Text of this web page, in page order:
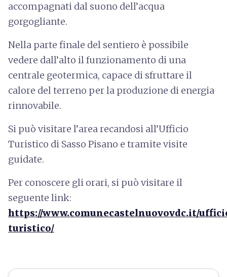
accompagnati dal suono dell’acqua
gorgogliante.
Nella parte finale del sentiero è possibile
vedere dall’alto il funzionamento di una
centrale geotermica, capace di sfruttare il
calore del terreno per la produzione di energia
rinnovabile.
Si può visitare l’area recandosi all’Ufficio
Turistico di Sasso Pisano e tramite visite
guidate.
Per conoscere gli orari, si può visitare il
seguente link:
https://www.comunecastelnuovovdc.it/
turistico/